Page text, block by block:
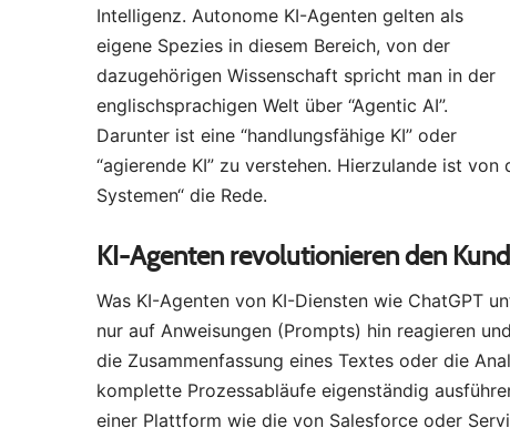
Intelligenz. Autonome KI-Agenten gelten als
eigene Spezies in diesem Bereich, von der
dazugehörigen Wissenschaft spricht man in der
englischsprachigen Welt über “Agentic AI”.
Darunter ist eine “handlungsfähige KI” oder
“agierende KI” zu verstehen. Hierzulande ist
Systemen“ die Rede.
KI-Agenten revolutionieren den
Was KI-Agenten von KI-Diensten wie ChatGPT
nur auf Anweisungen (Prompts) hin reagieren
die Zusammenfassung eines Textes oder die
komplette Prozessabläufe eigenständig
einer Plattform wie die von Salesforce oder